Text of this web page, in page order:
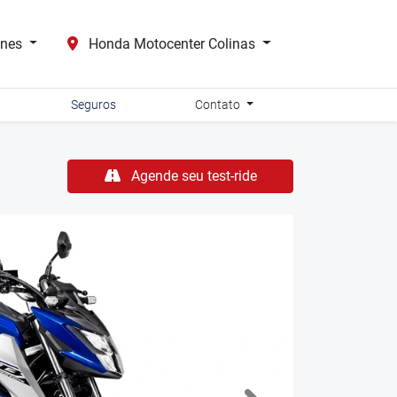
Honda Motocenter Colinas
Seguros Contato
Agende seu test-ride